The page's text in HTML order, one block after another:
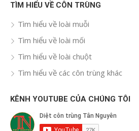
TÌM HIỂU VỀ CÔN TRÙNG
Tìm hiểu về loài muỗi
Tìm hiểu về loài mối
Tìm hiểu về loài chuột
Tìm hiểu về các côn trùng khác
KÊNH YOUTUBE CỦA CHÚNG TÔI